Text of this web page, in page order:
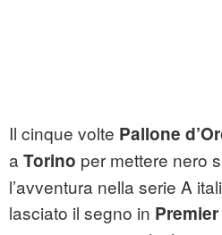
Il cinque volte Pallone
a Torino per mettere nero
l’avventura nella serie A
lasciato il segno in Premier